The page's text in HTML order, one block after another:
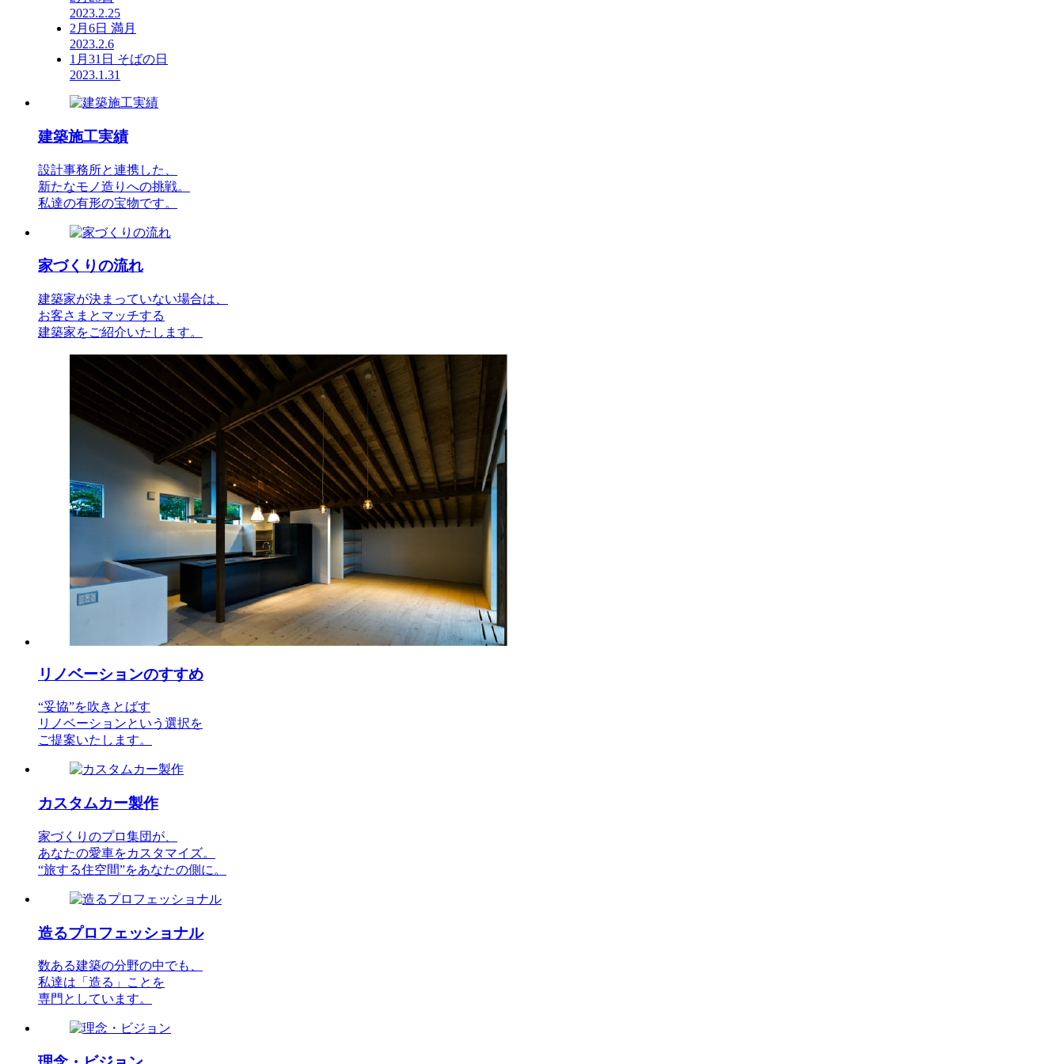
2023.2.25
2月6日 満月
2023.2.6
1月31日 そばの日
2023.1.31
建築施工実績
設計事務所と連携した、
新たなモノ造りへの挑戦。
私達の有形の宝物です。
家づくりの流れ
建築家が決まっていない場合は、
お客さまとマッチする
建築家をご紹介いたします。
リノベーションのすすめ
“妥協”を吹きとばす
リノベーションという選択を
ご提案いたします。
カスタムカー製作
家づくりのプロ集団が、
あなたの愛車をカスタマイズ。
“旅する住空間”をあなたの側に。
造るプロフェッショナル
数ある建築の分野の中でも、
私達は「造る」ことを
専門としています。